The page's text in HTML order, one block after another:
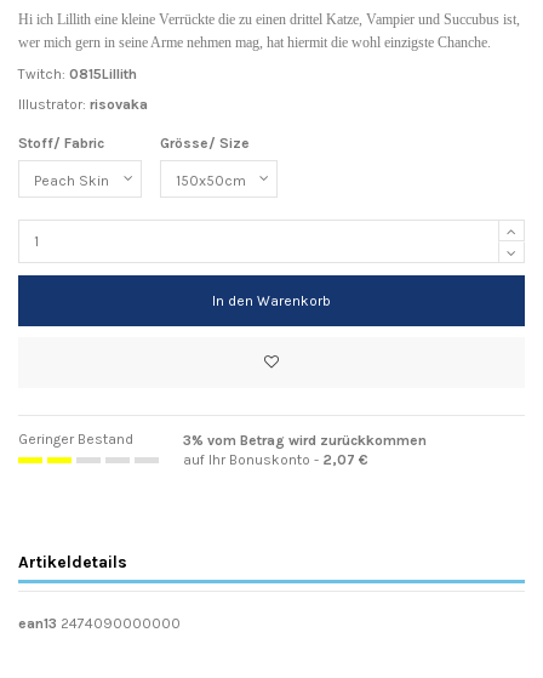
Hi ich Lillith eine kleine Verrückte die zu einen drittel Katze, Vampier und Succubus ist,
wer mich gern in seine Arme nehmen mag, hat hiermit die wohl einzigste Chanche.
Twitch: 0815Lillith
Illustrator: risovaka
Stoff/ Fabric Grösse/ Size
In den Warenkorb
Geringer Bestand
3% vom Betrag wird zurückkommen
auf Ihr Bonuskonto - 2,07 €
Artikeldetails
ean13 2474090000000